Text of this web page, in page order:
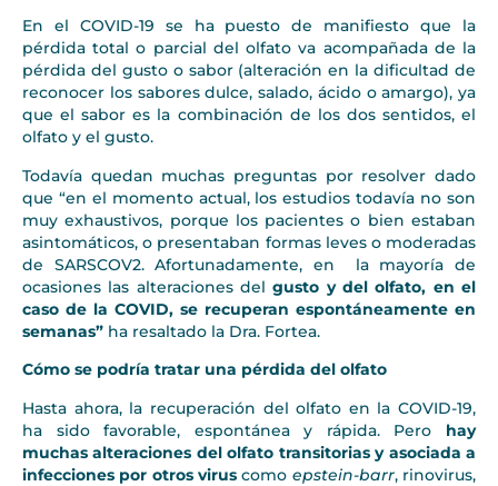
En el COVID-19 se ha puesto de manifiesto que la
pérdida total o parcial del olfato va acompañada de la
pérdida del gusto o sabor (alteración en la dificultad de
reconocer los sabores dulce, salado, ácido o amargo), ya
que el sabor es la combinación de los dos sentidos, el
olfato y el gusto.
Todavía quedan muchas preguntas por resolver dado
que “en el momento actual, los estudios todavía no son
muy exhaustivos, porque los pacientes o bien estaban
asintomáticos, o presentaban formas leves o moderadas
de SARSCOV2. Afortunadamente, en la mayoría de
ocasiones las alteraciones delgusto y del olfato, en el
caso de la COVID, se recuperan espontáneamente en
semanas” ha resaltado la Dra. Fortea.
Cómo se podría tratar una pérdida del olfato
Hasta ahora, la recuperación del olfato en la COVID-19,
ha sido favorable, espontánea y rápida. Pero hay
muchas alteraciones del olfato transitorias y asociada a
infecciones por otros virus como epstein-barr, rinovirus,